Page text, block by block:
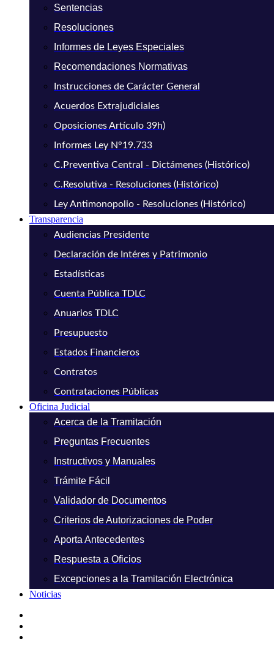
Sentencias
Resoluciones
Informes de Leyes Especiales
Recomendaciones Normativas
Instrucciones de Carácter General
Acuerdos Extrajudiciales
Oposiciones Artículo 39h)
Informes Ley N°19.733
C.Preventiva Central - Dictámenes (Histórico)
C.Resolutiva - Resoluciones (Histórico)
Ley Antimonopolio - Resoluciones (Histórico)
Transparencia
Audiencias Presidente
Declaración de Intéres y Patrimonio
Estadísticas
Cuenta Pública TDLC
Anuarios TDLC
Presupuesto
Estados Financieros
Contratos
Contrataciones Públicas
Oficina Judicial
Acerca de la Tramitación
Preguntas Frecuentes
Instructivos y Manuales
Trámite Fácil
Validador de Documentos
Criterios de Autorizaciones de Poder
Aporta Antecedentes
Respuesta a Oficios
Excepciones a la Tramitación Electrónica
Noticias